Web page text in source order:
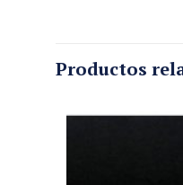
Productos